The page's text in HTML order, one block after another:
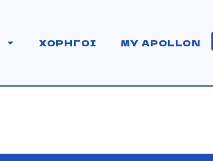
ΧΟΡΗΓΟΙ MY APOLLON